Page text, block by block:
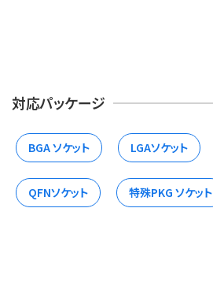
対応パッケージ
BGA ソケット LGAソケット
QFNソケット 特殊PKG ソケット